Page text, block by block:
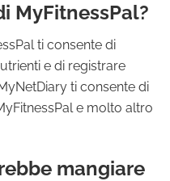
MyFitnessPal?
ti consente di
e di registrare
ti consente di
e molto altro
mangiare